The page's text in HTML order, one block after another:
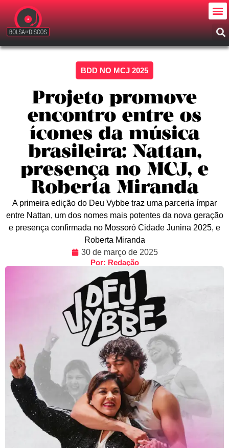
BDD NO MCJ 2025
Projeto promove
encontro entre os
ícones da música
brasileira: Nattan,
presença no MCJ, e
Roberta Miranda
A primeira edição do Deu Vybbe traz uma parceria ímpar
entre Nattan, um dos nomes mais potentes da nova geração
e presença confirmada no Mossoró Cidade Junina 2025, e
Roberta Miranda
30 de março de 2025
Por: Redação